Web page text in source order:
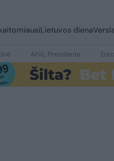
Lietuvos diena
Ačiū, Prezidente